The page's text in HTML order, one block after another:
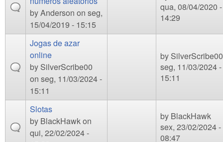
byAnderson on seg,
15/04/2019 - 15:15
qua, 08/04/2020 -
14:29
Jogas de azar
online
by SilverScribe00
on seg, 11/03/2024 -
15:11
by SilverScribe00
seg, 11/03/2024 -
15:11
Slotas
by BlackHawkon
qui, 22/02/2024 -
by BlackHawk
sex, 23/02/2024 -
08:47